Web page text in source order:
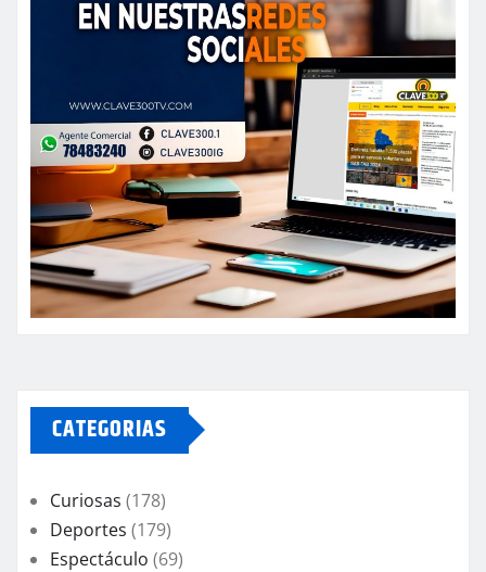
CATEGORIAS
Curiosas (178)
Deportes (179)
Espectáculo (69)